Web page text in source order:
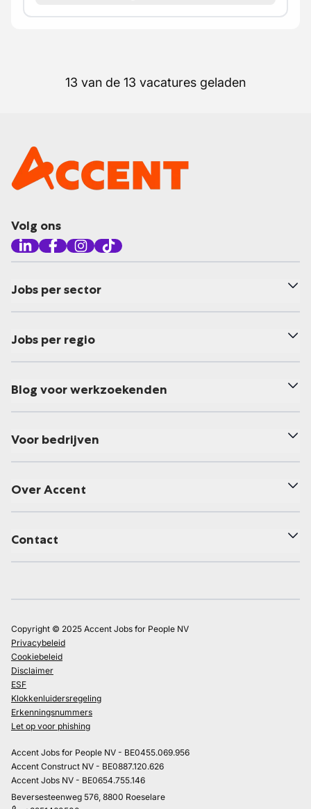
13 van de 13 vacatures geladen
Volg ons
Jobs per sector
Jobs per regio
Blog voor werkzoekenden
Voor bedrijven
Over Accent
Contact
Copyright © 2025 Accent Jobs for People NV
Privacybeleid
Cookiebeleid
Disclaimer
ESF
Klokkenluidersregeling
Erkenningsnummers
Let op voor phishing
Accent Jobs for People NV - BE0455.069.956
Accent Construct NV - BE0887.120.626
Accent Jobs NV - BE0654.755.146
Beversesteenweg 576, 8800 Roeselare